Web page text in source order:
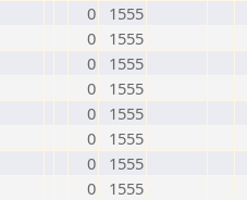
0
1555
0
1555
0
1555
0
1555
0
1555
0
1555
0
1555
0
1555